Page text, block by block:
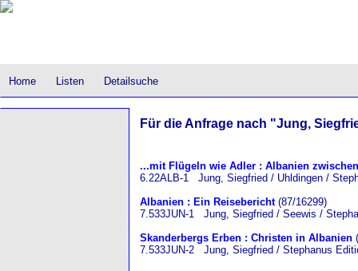
Home Listen Detailsuche
Für die Anfrage nach "Jung,
...mit Flügeln wie Adler : Albanien
6.22ALB-1 Jung, Siegfried / Uhldingen /
Albanien : Ein Reisebericht(87/16299)
7.533JUN-1 Jung, Siegfried / Seewis /
Skanderbergs Erben : Christen in Albanien
7.533JUN-2 Jung, Siegfried / Stephanus